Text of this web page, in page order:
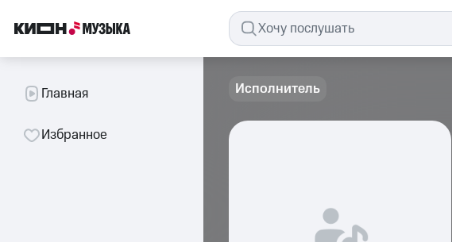
Главная
Избранное
Исполнитель